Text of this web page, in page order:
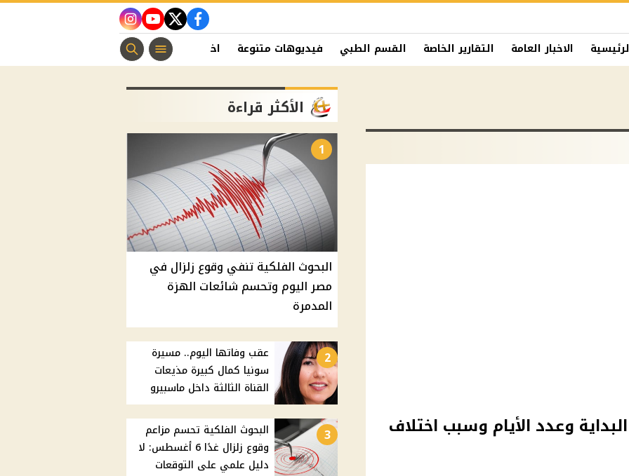
facebook
twitter
youtube
instagram
الاخبار العامة التقارير الخاصة القسم الطبي فيديوهات متنوعة اخبار الفن منوعات مسيحية
موعد البداية وعدد الأيام وسبب اختلاف
الأكثر قراءة
1
البحوث الفلكية تنفي وقوع زلزال في
مصر اليوم وتحسم شائعات الهزة
المدمرة
2
عقب وفاتها اليوم.. مسيرة
سونيا كمال كبيرة مذيعات
القناة الثالثة داخل ماسبيرو
3
البحوث الفلكية تحسم مزاعم
وقوع زلزال غدًا 6 أغسطس: لا
دليل علمي على التوقعات